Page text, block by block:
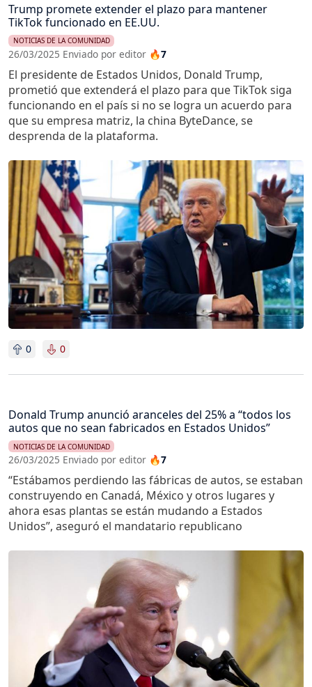
Trump promete extender el plazo para mantener
TikTok funcionado en EE.UU.
NOTICIAS DE LA COMUNIDAD
26/03/2025 Enviado por editor 🔥7
El presidente de Estados Unidos, Donald Trump,
prometió que extenderá el plazo para que TikTok siga
funcionando en el país si no se logra un acuerdo para
que su empresa matriz, la china ByteDance, se
desprenda de la plataforma.
Imagen
0 0
Donald Trump anunció aranceles del 25% a “todos los
autos que no sean fabricados en Estados Unidos”
NOTICIAS DE LA COMUNIDAD
26/03/2025 Enviado por editor 🔥7
“Estábamos perdiendo las fábricas de autos, se estaban
construyendo en Canadá, México y otros lugares y
ahora esas plantas se están mudando a Estados
Unidos”, aseguró el mandatario republicano